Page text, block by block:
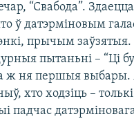
“Свабода”.
ў датэрміновым
прычым
пытаньні – “Ці
ж ня першыя
хто ходзіць –
падчас